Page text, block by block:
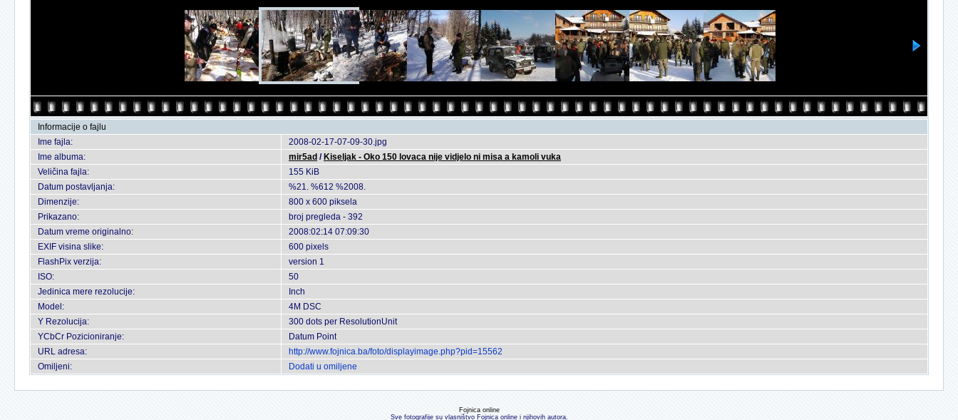
Informacije o fajlu
Ime fajla:
2008-02-17-07-09-30.jpg
Ime albuma:
mir5ad / Kiseljak - Oko 150 lovaca nije vidjelo ni misa a kamoli vuka
Veličina fajla:
155 KiB
Datum postavljanja:
%21. %612 %2008.
Dimenzije:
800 x 600 piksela
Prikazano:
broj pregleda - 392
Datum vreme originalno:
2008:02:14 07:09:30
EXIF visina slike:
600 pixels
FlashPix verzija:
version 1
ISO:
50
Jedinica mere rezolucije:
Inch
Model:
4M DSC
Y Rezolucija:
300 dots per ResolutionUnit
YCbCr Pozicioniranje:
Datum Point
URL adresa:
http://www.fojnica.ba/foto/displayimage.php?pid=15562
Omiljeni:
Dodati u omiljene
Fojnica online
Sve fotografije su vlasništvo Fojnica online i njihovih autora.